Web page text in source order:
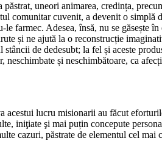
uneori animarea, credința,
comunitar cuvenit, a devenit o
Adesea, însă, nu se găsește
și ne ajută la o reconstrucție
de dedesubt; la fel și aceste
și neschimbătoare, ca
lucru misionarii au făcut
iniţiate şi mai puțin concepute
cazuri, păstrate de elementul cel mai